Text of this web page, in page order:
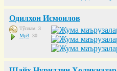
Одилхон Исмоилов
Тўплам: 3
Mp3: 30